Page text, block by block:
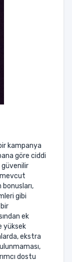
kampanya
göre ciddi
mevcut
gibi
ek
yüksek
ekstra
dostu